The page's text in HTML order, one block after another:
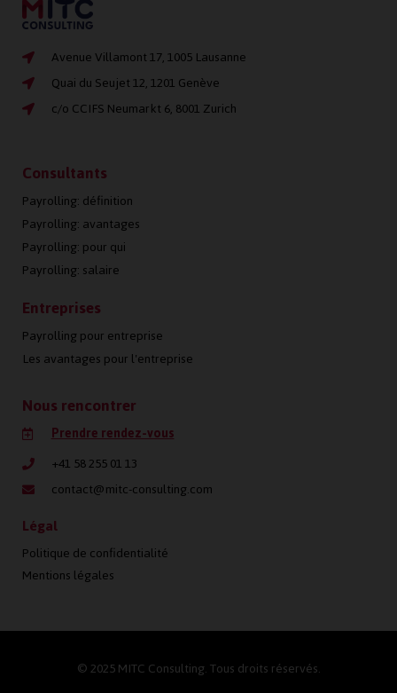
Avenue Villamont 17, 1005 Lausanne
Quai du Seujet 12, 1201 Genève
c/o CCIFS Neumarkt 6, 8001 Zurich
Consultants
Payrolling: définition
Payrolling: avantages
Payrolling: pour qui
Payrolling: salaire
Entreprises
Payrolling pour entreprise
Les avantages pour l'entreprise
Nous rencontrer
Prendre rendez-vous
+41 58 255 01 13
contact@mitc-consulting.com
Légal
Politique de confidentialité
Mentions légales
© 2025 MITC Consulting. Tous droits réservés.